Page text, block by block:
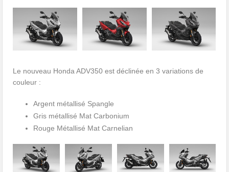
Le nouveau Honda ADV350 est déclinée en 3 variations de
couleur :
Argent métallisé Spangle
Gris métallisé Mat Carbonium
Rouge Métallisé Mat Carnelian